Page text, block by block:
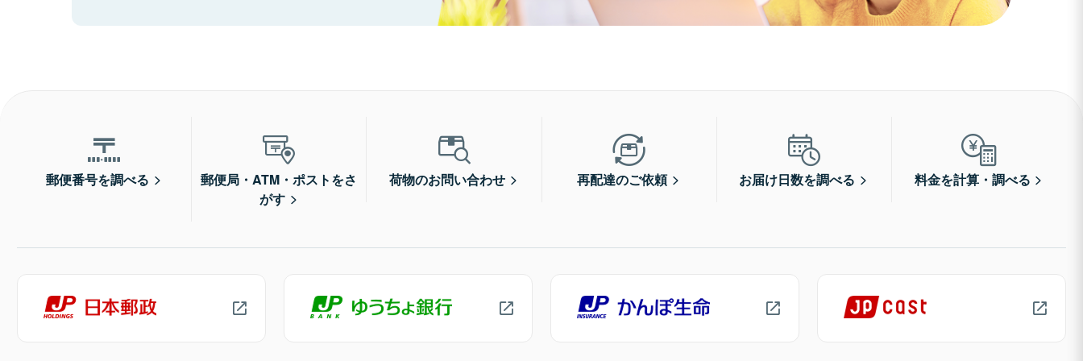
郵便番号を調べる
郵便局・ATM・ポストをさ
がす
荷物のお問い合わせ 再配達のご依頼 お届け日数を調べる 料金を計算・調べる